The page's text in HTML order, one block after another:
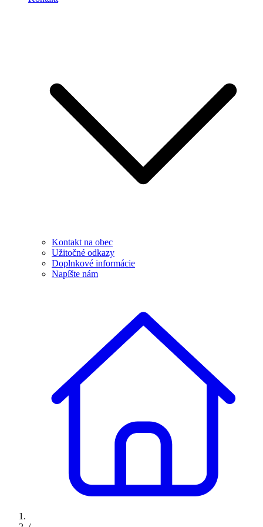
Kontakt na obec
Užitočné odkazy
Doplnkové informácie
Napíšte nám